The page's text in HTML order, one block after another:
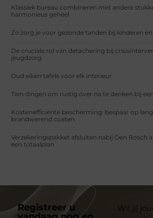
Klassiek bureau combineren met andere
harmonieus geheel
Zo zorg je voor gezonde tanden bij kinderen
De cruciale rol van detachering bij
jeugdzorg
Oud eiken tafels voor elk interieur
Tien dingen om rustig over na te denken bij
Kostenefficiënte bescherming: bespaar op
brandwerend coaten
Verzekeringspakket afsluiten nabij Den Bosch
een totaalplan
Registreer u
Wil jij